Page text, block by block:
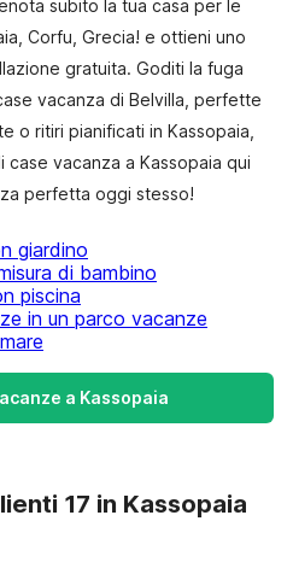
subito la tua casa per le
Corfu, Grecia! e ottieni uno
gratuita. Goditi la fuga
vacanza di Belvilla, perfette
o ritiri pianificati in Kassopaia,
case vacanza a Kassopaia qui
perfetta oggi stesso!
giardino
di bambino
piscina
in un parco vacanze
a Kassopaia
17 in Kassopaia